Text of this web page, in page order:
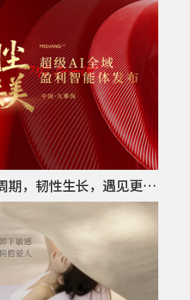
年会回顾 | 穿越周期，韧性生长，遇见更美好的我们！